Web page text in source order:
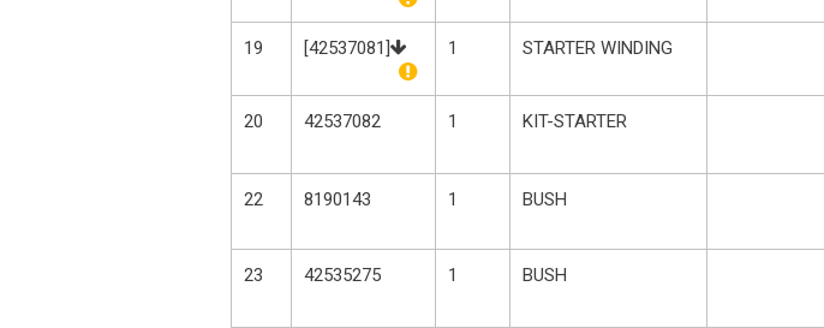
19 [42537081] 1 STARTER WINDING
20 42537082 1 KIT-STARTER
22 8190143 1 BUSH
23 42535275 1 BUSH